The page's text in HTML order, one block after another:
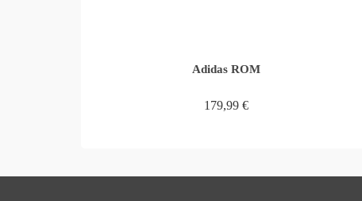
Adidas ROM
179,99€